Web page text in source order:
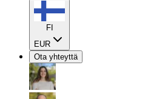
FI
EUR
Ota yhteyttä